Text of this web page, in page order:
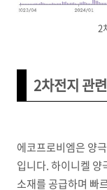
2
2차전지 관
에코프로비엠은 양
입니다. 하이니켈 양
소재를 공급하며 빠